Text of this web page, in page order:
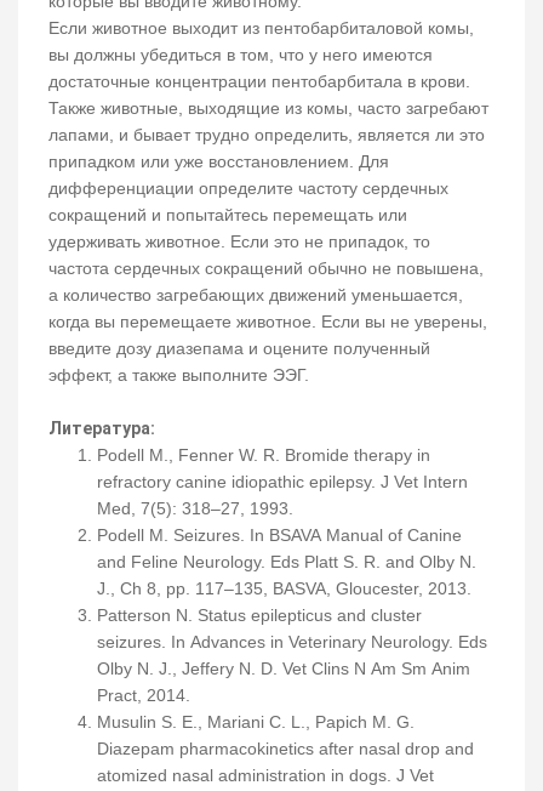
Если животное выходит из пентобарбиталовой комы,
вы должны убедиться в том, что у него имеются
достаточные концентрации пентобарбитала в крови.
Также животные, выходящие из комы, часто загребают
лапами, и бывает трудно определить, является ли это
припадком или уже восстановлением. Для
дифференциации определите частоту сердечных
сокращений и попытайтесь перемещать или
удерживать животное. Если это не припадок, то
частота сердечных сокращений обычно не повышена,
а количество загребающих движений уменьшается,
когда вы перемещаете животное. Если вы не уверены,
введите дозу диазепама и оцените полученный
эффект, а также выполните ЭЭГ.
Литература:
Podell M., Fenner W. R. Bromide therapy in
refractory canine idiopathic epilepsy. J Vet Intern
Med, 7(5): 318–27, 1993.
Podell M. Seizures. In BSAVA Manual of Canine
and Feline Neurology. Eds Platt S. R. and Olby N.
J., Ch 8, pp. 117–135, BASVA, Gloucester, 2013.
Patterson N. Status epilepticus and cluster
seizures. In Advances in Veterinary Neurology. Eds
Olby N. J., Jeffery N. D. Vet Clins N Am Sm Anim
Pract, 2014.
Musulin S. E., Mariani C. L., Papich M. G.
Diazepam pharmacokinetics after nasal drop and
atomized nasal administration in dogs. J Vet